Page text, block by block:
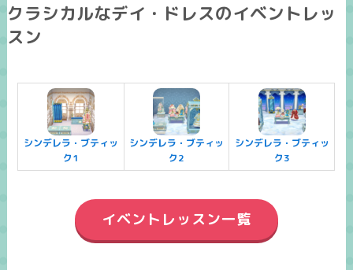
クラシカルなデイ・ドレスのイベントレッ
スン
シンデレラ・ブティッ
ク1
シンデレラ・ブティッ
ク2
シンデレラ・ブティッ
ク3
イベントレッスン一覧